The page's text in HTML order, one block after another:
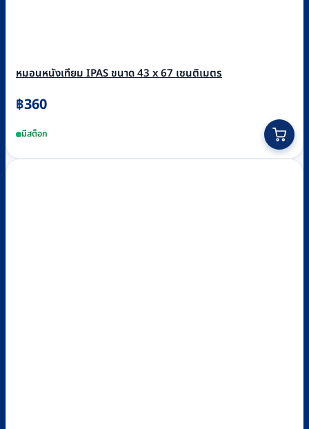
หมอนหนังเทียม IPAS ขนาด 43 x 67 เซนติเมตร
฿360
มีสต็อก